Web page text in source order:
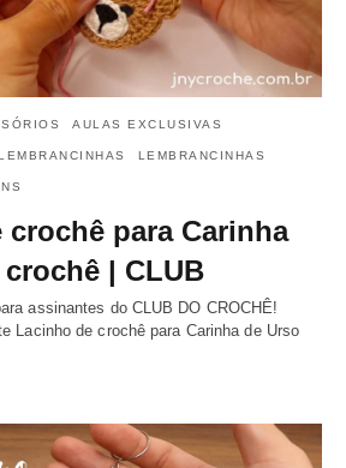
AULAS EXCLUSIVAS
LEMBRANCINHAS
para Carinha
| CLUB
assinantes do CLUB DO CROCHÊ!
Lacinho de crochê para Carinha de Urso